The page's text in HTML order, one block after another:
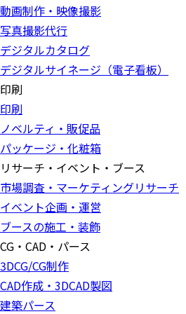
動画制作・映像撮影
写真撮影代行
デジタルカタログ
デジタルサイネージ（電子看板）
印刷
印刷
ノベルティ・販促品
パッケージ・化粧箱
リサーチ・イベント・ブース
市場調査・マーケティングリサーチ
イベント企画・運営
ブースの施工・装飾
CG・CAD・パース
3DCG/CG制作
CAD作成・3DCAD製図
建築パース